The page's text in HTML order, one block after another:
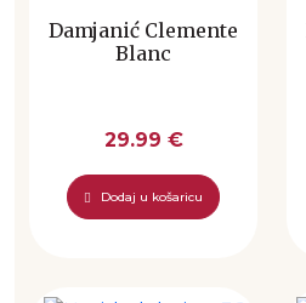
Damjanić Clemente
Blanc
29.99 €
Dodaj u košaricu